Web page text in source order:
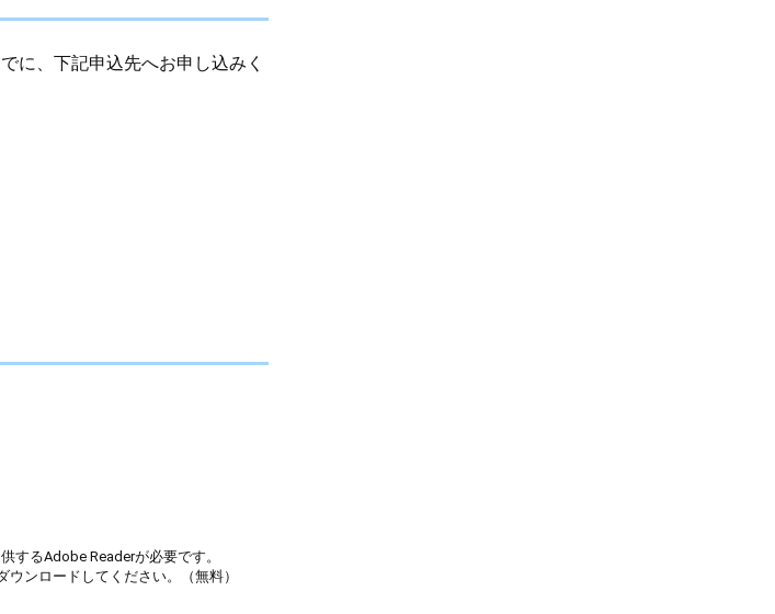
に、下記申込先へお申し込みく
するAdobe Readerが必要です。
ンロードしてください。（無料）